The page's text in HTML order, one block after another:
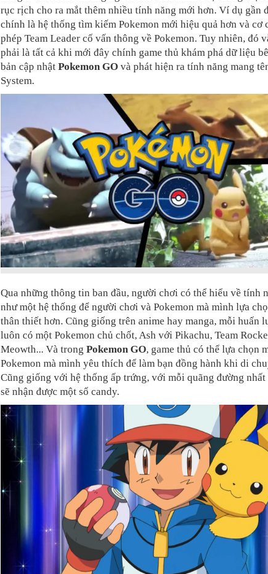
rục rịch cho ra mắt thêm nhiều tính năng mới hơn. Ví dụ gần
chính là hệ thống tìm kiếm Pokemon mới hiệu quả hơn và cơ
phép Team Leader cố vấn thông về Pokemon. Tuy nhiên, đó
phải là tất cả khi mới đây chính game thủ khám phá dữ liệu
bản cập nhật Pokemon GO và phát hiện ra tính năng mang
System.
Qua những thông tin ban đầu, người chơi có thể hiểu về tính
như một hệ thống để người chơi và Pokemon mà mình lựa
thân thiết hơn. Cũng giống trên anime hay manga, mỗi huấn
luôn có một Pokemon chủ chốt, Ash với Pikachu, Team
Meowth... Và trong Pokemon GO, game thủ có thể lựa chọn
Pokemon mà mình yêu thích để làm bạn đồng hành khi di
Cũng giống với hệ thống ấp trứng, với mỗi quãng đường nhất
sẽ nhận được một số candy.